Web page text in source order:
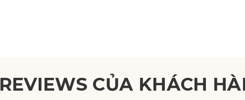
REVIEWS CỦA KHÁCH